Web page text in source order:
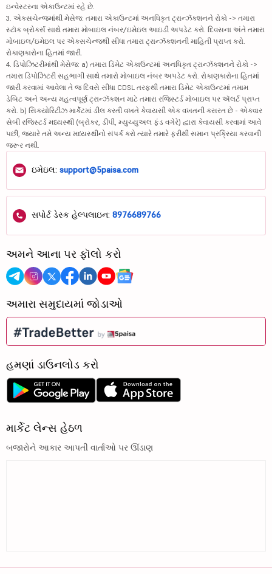
ઇન્વેસ્ટરના એકાઉન્ટમાં રહે છે.
3. એક્સચેન્જમાંથી મેસેજ: તમારા એકાઉન્ટમાં અનધિકૃત ટ્રાન્ઝૅક્શનને રોકો -> તમારા
સ્ટૉક બ્રોકર્સ સાથે તમારા મોબાઇલ નંબર/ઇમેઇલ આઇડી અપડેટ કરો. દિવસના અંતે તમારા
મોબાઇલ/ઇમેઇલ પર એક્સચેન્જથી સીધા તમારા ટ્રાન્ઝૅક્શનની માહિતી પ્રાપ્ત કરો.
રોકાણકારોના હિતમાં જારી.
4. ડિપોઝિટરીમાંથી મેસેજ: a) તમારા ડિમેટ એકાઉન્ટમાં અનધિકૃત ટ્રાન્ઝૅક્શનને રોકો ->
તમારા ડિપોઝિટરી સહભાગી સાથે તમારો મોબાઇલ નંબર અપડેટ કરો. રોકાણકારોના હિતમાં
જારી કરવામાં આવેલા તે જ દિવસે સીધા CDSL તરફથી તમારા ડિમેટ એકાઉન્ટમાં તમામ
ડેબિટ અને અન્ય મહત્વપૂર્ણ ટ્રાન્ઝૅક્શન માટે તમારા રજિસ્ટર્ડ મોબાઇલ પર ઍલર્ટ પ્રાપ્ત
કરો. b) સિક્યોરિટીઝ માર્કેટમાં ડીલ કરતી વખતે કેવાયસી એક વખતની કસરત છે - એકવાર
સેબી રજિસ્ટર્ડ મધ્યસ્થી (બ્રોકર, ડીપી, મ્યુચ્યુઅલ ફંડ વગેરે) દ્વારા કેવાયસી કરવામાં આવે
પછી, જ્યારે તમે અન્ય મધ્યસ્થીનો સંપર્ક કરો ત્યારે તમારે ફરીથી સમાન પ્રક્રિયા કરવાની
જરૂર નથી.
ઇમેઇલ: support@5paisa.com
સપોર્ટ ડેસ્ક હેલ્પલાઇન: 8976689766
અમને આના પર ફૉલો કરો
અમારા સમુદાયમાં જોડાઓ
હમણાં ડાઉનલોડ કરો
માર્કેટ લેન્સ હેઠળ
બજારોને આકાર આપતી વાર્તાઓ પર ઊંડાણ